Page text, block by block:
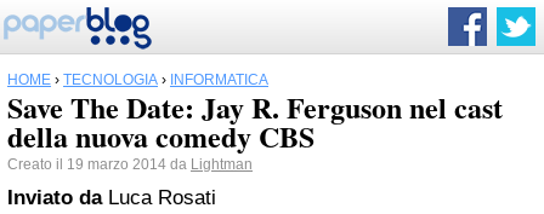
HOME › TECNOLOGIA › INFORMATICA
Save The Date: Jay R. Ferguson nel cast
della nuova comedy CBS
Creato il 19 marzo 2014 da Lightman
Inviato da Luca Rosati